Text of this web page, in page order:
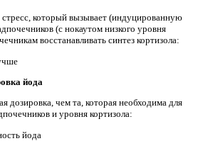
стресс, который вызывает (индуцированную
(с нокаутом низкого уровня
восстанавливать синтез кортизола:
йода
дозировка, чем та, которая необходима для
и уровня кортизола:
йода